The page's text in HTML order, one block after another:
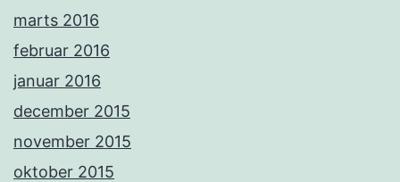
marts 2016
februar 2016
januar 2016
december 2015
november 2015
oktober 2015